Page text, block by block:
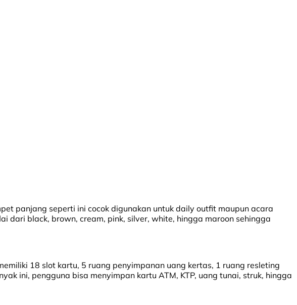
panjang seperti ini cocok digunakan untuk daily outfit maupun acara
dari black, brown, cream, pink, silver, white, hingga maroon sehingga
18 slot kartu, 5 ruang penyimpanan uang kertas, 1 ruang resleting
ini, pengguna bisa menyimpan kartu ATM, KTP, uang tunai, struk, hingga